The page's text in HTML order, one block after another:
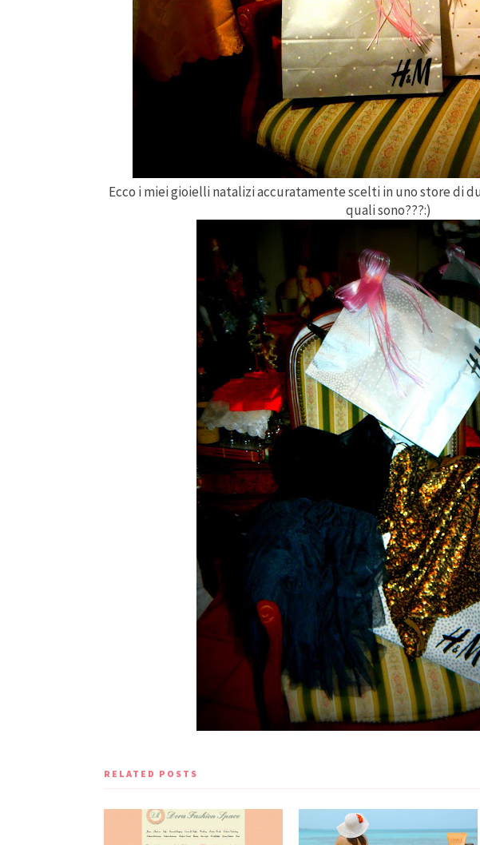
Ecco i miei gioielli natalizi accuratamente scelti in uno store di
quali sono???:)
RELATED POSTS